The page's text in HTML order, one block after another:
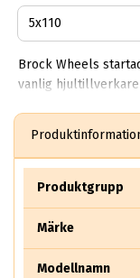
Brock Wheels
vanlig
850,000 brock
fick veta det här
Det säljer rent
Produktgrupp
Märke
Modellnamn